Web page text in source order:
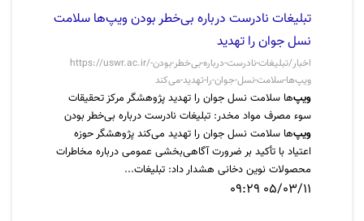
تبلیغات نادرست درباره بی‌خطر بودن ویپ‌ها سلامت
نسل جوان را تهدید
https://uswr.ac.ir/اخبار/تبلیغات-نادرست-درباره-بی‌خطر-بودن-
ویپ‌ها-سلامت-نسل-جوان-را-تهدید-می‌کند
ویپ‌ها سلامت نسل جوان را تهدید پژوهشگر مرکز تحقیقات
سوء مصرف مواد مخدر: تبلیغات نادرست درباره بی‌خطر بودن
ویپ‌ها سلامت نسل جوان را تهدید می‌کند پژوهشگر حوزه
اعتیاد با تأکید بر ضرورت آگاهی‌بخشی عمومی درباره مخاطرات
محصولات نوین دخانی هشدار داد: تبلیغات...
05/03/11 09:29